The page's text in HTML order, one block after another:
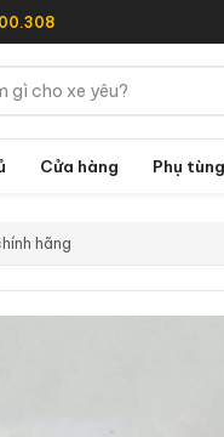
Cửa hàng Phụ tùng
hãng